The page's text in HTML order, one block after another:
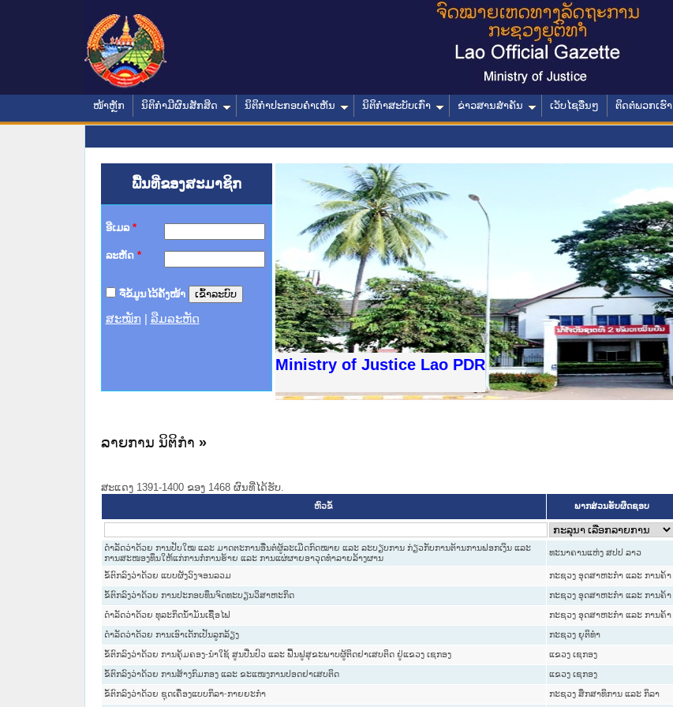
ໜ້າຫຼັກ ນິຕິກໍາມີຜົນສັກສິດ ນິຕິກໍາປະກອບຄໍາເຫັນ ນິຕິກໍາສະບັບເກົ່າ ຂ່າວສານສໍາຄັນ ເວັບໄຊອື່ນໆ ຕິດຕໍ່ພວກເຮົາ
ພື້ນທີ່ຂອງສະມາຊິກ
ອີເມລ *
ລະຫັດ *
ຈື່ຂໍ້ມູນໄວ້ຄັ້ງໜ້າ
ສະໝັກ ລືມລະຫັດ
Ministry of Justice Lao PDR
ານສະພາປະຊາຊົນ ພາກເໜືອ
ທາງລັດຖະການ
ສຳລັບ ພາກກາງ
ສຳລັບ ພາກໃຕ້
ວິທະຍາຄານຕຳຫຼວດປະຊາຊົນ
ວິທະຍາຄານສັນຕິບານປະຊາຊົນ
ຂັ້ນແຂວງພາກເໜືອ
ານສະພາປະຊາຊົນ ພາກກາງ
ລາຍການ ນິຕິກໍາ »
ສະແດງ 1391-1400 ຂອງ 1468 ຜົນທີ່ໄດ້ຮັບ.
ຫົວຂໍ້ ພາກສ່ວນຮັບຜິດຊອບ
ດຳລັດວ່າດ້ວຍ ການປັບໃໝ ແລະ ມາດຕະການອື່ນຕໍ່ຜູ້ລະເມີດກົດໝາຍ ແລະ ລະບຽບການ ກ່ຽວກັບການຕ້ານການຟອກເງິນ ແລະ
ການສະໜອງທຶນໃຫ້ແກ່ການກໍ່ການຮ້າຍ ແລະ ການແຜ່ຜາຍອາວຸດທຳລາຍລ້າງຜານ
ທະນາຄານແຫ່ງ ສປປ ລາວ
ຂໍ້ຕົກລົງວ່າດ້ວຍ ແບບຜັງວົງຈອນລວມ ກະຊວງ ອຸດສາຫະກຳ ແລະ ການຄ້າ
ຂໍ້ຕົກລົງວ່າດ້ວຍ ການປະກອບທຶນຈົດທະບຽນວິສາຫະກິດ ກະຊວງ ອຸດສາຫະກຳ ແລະ ການຄ້າ
ດຳລັດວ່າດ້ວຍ ທຸລະກິດນ້ຳມັນເຊື້ອໄຟ ກະຊວງ ອຸດສາຫະກຳ ແລະ ການຄ້າ
ດຳລັດວ່າດ້ວຍ ການເອົາເດັກເປັນລູກລ້ຽງ ກະຊວງ ຍຸຕິທໍາ
ຂໍ້ຕົກລົງວ່າດ້ວຍ ການຄຸ້ມຄອງ-ນຳໃຊ້ ສູນປີ່ນປົວ ແລະ ຟື້ນຟູສຸຂະພາບຜູ້ຕິດຢາເສບຕິດ ຢູ່ແຂວງ ເຊກອງ ແຂວງ ເຊກອງ
ຂໍ້ຕົກລົງວ່າດ້ວຍ ການສ້າງກົມກອງ ແລະ ຂະແໜງການປອດຢາເສບຕິດ ແຂວງ ເຊກອງ
ຂໍ້ຕົກລົງວ່າດ້ວຍ ຊຸດເຄື່ອງແບບກິລາ-ກາຍຍະກຳ ກະຊວງ ສຶກສາທິການ ແລະ ກິລາ